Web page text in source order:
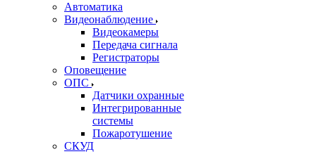
Автоматика
Видеонаблюдение
Видеокамеры
Передача сигнала
Регистраторы
Оповещение
ОПС
Датчики охранные
Интегрированные
системы
Пожаротушение
СКУД